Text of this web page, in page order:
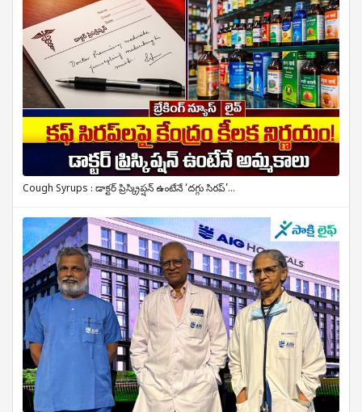
Cough Syrups : డాక్టర్ ప్రిస్క్రిప్షన్ ఉంటేనే ‘దగ్గు సిరప్’...